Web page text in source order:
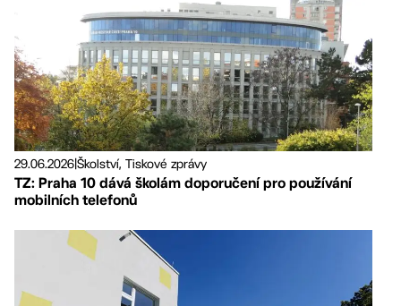
29.06.2026Školství, Tiskové zprávy
TZ: Praha 10 dává školám doporučení pro používání
mobilních telefonů